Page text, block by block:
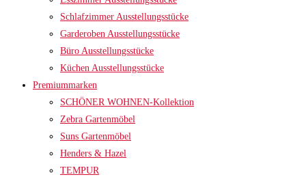
Schlafzimmer Ausstellungsstücke
Garderoben Ausstellungsstücke
Büro Ausstellungsstücke
Küchen Ausstellungsstücke
Premiummarken
SCHÖNER WOHNEN-Kollektion
Zebra Gartenmöbel
Suns Gartenmöbel
Henders & Hazel
TEMPUR